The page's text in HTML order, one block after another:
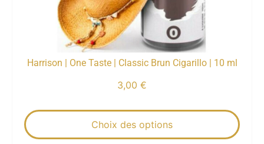
Harrison | One Taste | Classic Brun Cigarillo | 10 ml
3,00 €
Choix des options